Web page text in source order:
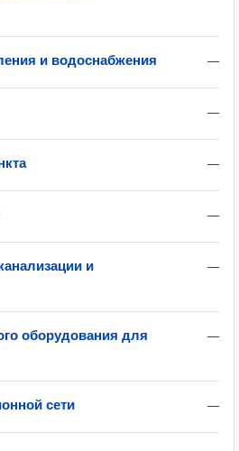
—
и водоснабжения
—
—
—
—
и
—
оборудования для
—
сети